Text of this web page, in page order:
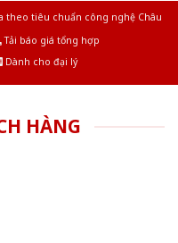
tiêu chuẩn công nghệ Châu
Tải báo giá tổng hợp
Dành cho đại lý
HÀNG